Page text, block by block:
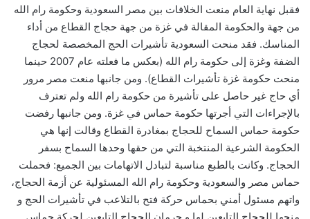
فقبل نهاية العام منعت الخلافات بين مصر السعودية وحكومة رام الله
من جهة والحكومة المقالة في غزة من جهة حجاج القطاع من أداء
المناسك. فقد منحت السعودية تأشيرات الحج المخصصة لحجاج
الضفة وغزة إلى حكومة رام الله (بعكس ما فعلته عام 2007 حينما
منحت حكومة غزة تأشيرات القطاع). ومن جانبها منعت مصر مرور
أي حاج غير حاصل على تأشيرة من حكومة رام الله ولم تعترف
بالإجراءات التي أجرتها حكومة حماس في غزة. ومن جانبها رفضت
حكومة حماس السماح للحجاج بمغادرة القطاع وقالت إنها هي
الحكومة الشرعية المنتخبة التي من حقها وحدها السماح بسفر
الحجاج. وكانت بالطبع مناسبة لتبادل الاتهامات بين الجميع: فحملت
حماس مصر والسعودية وحكومة رام الله المسئولية عن أزمة الحجاج،
واتهم مسئول أمني بحماس حركة فتح بالتلاعب في تأشيرات الحج و